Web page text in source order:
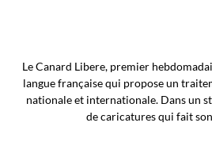
Le Canard Libere, premier
langue française qui propose un
nationale et internationale. Dans un
de caricatures qui fait